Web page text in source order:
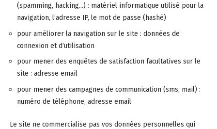
(spamming, hacking…) : matériel informatique utilisé pour la
navigation, l’adresse IP, le mot de passe (hashé)
pour améliorer la navigation sur le site : données de
connexion et d’utilisation
pour mener des enquêtes de satisfaction facultatives sur le
site : adresse email
pour mener des campagnes de communication (sms, mail) :
numéro de téléphone, adresse email
Le site ne commercialise pas vos données personnelles qui